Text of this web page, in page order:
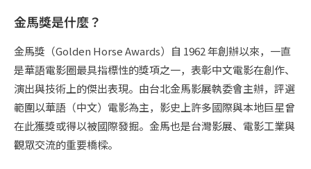
金馬獎是什麼？
金馬獎（Golden Horse Awards）自 1962 年創辦以來，一直
是華語電影圈最具指標性的獎項之一，表彰中文電影在創作、
演出與技術上的傑出表現。由台北金馬影展執委會主辦，評選
範圍以華語（中文）電影為主，影史上許多國際與本地巨星曾
在此獲獎或得以被國際發掘。金馬也是台灣影展、電影工業與
觀眾交流的重要橋樑。